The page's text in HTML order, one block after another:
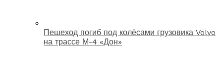
Пешеход погиб под колёсами грузовика Volvo
на трассе М-4 «Дон»